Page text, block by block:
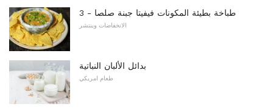
3 - طباخة بطيئة المكونات فيفيتا جبنة صلصا
الانخفاضات وينتشر
بدائل الألبان النباتية
طعام امريكي